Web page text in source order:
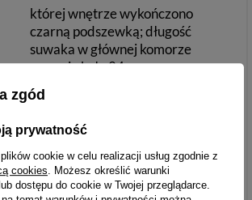
której wnętrze wykończono
czarną podszewką; długość
suwaka w głównej komorze
wynosi około 24 cm;
Mocny i wygodny
zapinany
na stałe przyszyty do saszetki
zgód
prywatność
cookie w celu realizacji usług zgodnie z
cookies . Możesz określić warunki
dostępu do cookie w Twojej przeglądarce.